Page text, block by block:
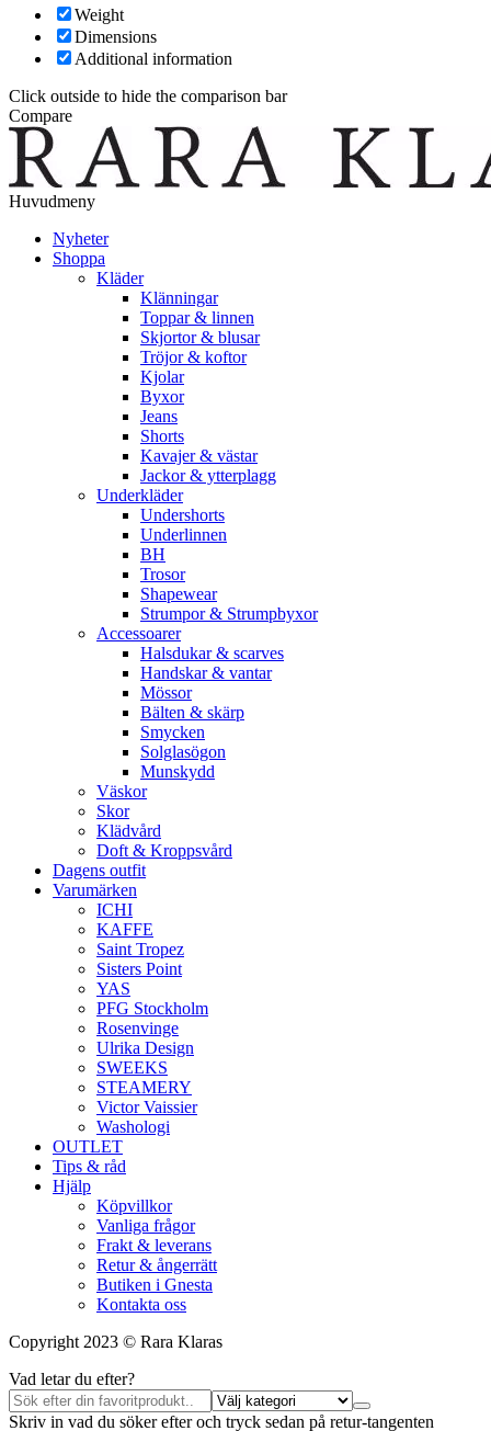
Weight
Dimensions
Additional information
Click outside to hide the comparison bar
Compare
Huvudmeny
Nyheter
Shoppa
Kläder
Klänningar
Toppar & linnen
Skjortor & blusar
Tröjor & koftor
Kjolar
Byxor
Jeans
Shorts
Kavajer & västar
Jackor & ytterplagg
Underkläder
Undershorts
Underlinnen
BH
Trosor
Shapewear
Strumpor & Strumpbyxor
Accessoarer
Halsdukar & scarves
Handskar & vantar
Mössor
Bälten & skärp
Smycken
Solglasögon
Munskydd
Väskor
Skor
Klädvård
Doft & Kroppsvård
Dagens outfit
Varumärken
ICHI
KAFFE
Saint Tropez
Sisters Point
YAS
PFG Stockholm
Rosenvinge
Ulrika Design
SWEEKS
STEAMERY
Victor Vaissier
Washologi
OUTLET
Tips & råd
Hjälp
Köpvillkor
Vanliga frågor
Frakt & leverans
Retur & ångerrätt
Butiken i Gnesta
Kontakta oss
Copyright 2023 © Rara Klaras
Vad letar du efter?
Skriv in vad du söker efter och tryck sedan på retur-tangenten